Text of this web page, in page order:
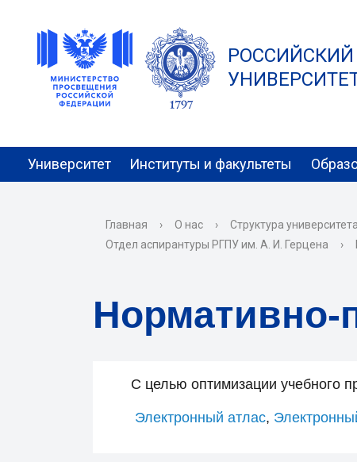
Университет Институты и факультеты
Главная › О нас › Структура университета
Отдел аспирантуры РГПУ им. А. И. Герцена
›
Нормативно-
С целью оптимизации учебного
Электронный атлас,